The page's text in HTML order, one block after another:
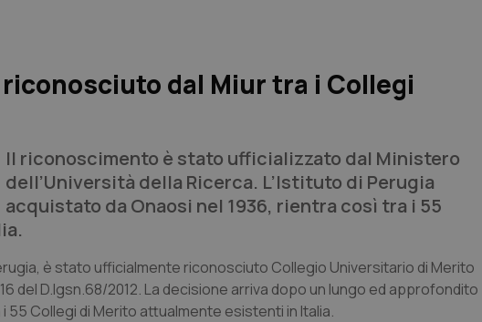
dal Miur tra i Collegi
Il riconoscimento è stato ufficializzato dal Ministero
dell’Università della Ricerca. L’Istituto di Perugia
acquistato da Onaosi nel 1936, rientra così tra i 55
è stato ufficialmente riconosciuto Collegio Universitario di Merito
del D.lgsn.68/2012. La decisione arriva dopo un lungo ed approfondito
55 Collegi di Merito attualmente esistenti in Italia.